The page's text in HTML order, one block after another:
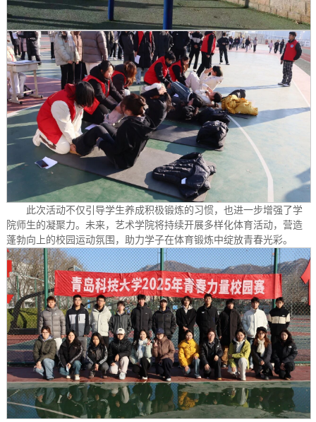
此次活动不仅引导学生养成积极锻炼的习惯，也进一步增强了学
院师生的凝聚力。未来，艺术学院将持续开展多样化体育活动，营造
蓬勃向上的校园运动氛围，助力学子在体育锻炼中绽放青春光彩。